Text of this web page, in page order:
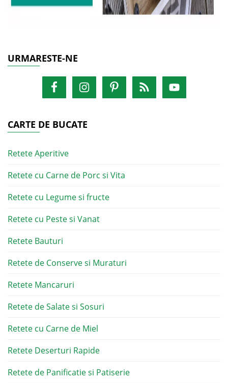
URMARESTE-NE
CARTE DE BUCATE
Retete Aperitive
Retete cu Carne de Porc si Vita
Retete cu Legume si fructe
Retete cu Peste si Vanat
Retete Bauturi
Retete de Conserve si Muraturi
Retete Mancaruri
Retete de Salate si Sosuri
Retete cu Carne de Miel
Retete Deserturi Rapide
Retete de Panificatie si Patiserie